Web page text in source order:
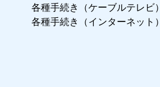
各種手続き（ケーブルテレビ）
各種手続き（インターネット）